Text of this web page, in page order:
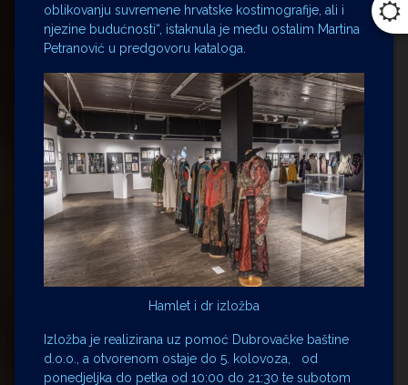
oblikovanju suvremene hrvatske kostimografije, ali i
njezine budućnosti“, istaknula je među ostalim Martina
Petranović u predgovoru kataloga.
Hamlet i dr izložba
Izložba je realizirana uz pomoć Dubrovačke baštine
d.o.o., a otvorenom ostaje do 5. kolovoza, od
ponedjeljka do petka od 10:00 do 21:30 te subotom